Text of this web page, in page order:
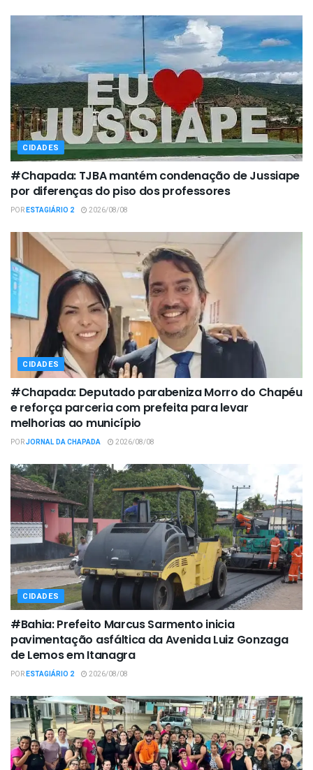
CIDADES
#Chapada: TJBA mantém condenação de Jussiape
por diferenças do piso dos professores
PORESTAGIÁRIO 2 2026/08/08
CIDADES
#Chapada: Deputado parabeniza Morro do Chapéu
e reforça parceria com prefeita para levar
melhorias ao município
PORJORNAL DA CHAPADA 2026/08/08
CIDADES
#Bahia: Prefeito Marcus Sarmento inicia
pavimentação asfáltica da Avenida Luiz Gonzaga
de Lemos em Itanagra
PORESTAGIÁRIO 2 2026/08/08